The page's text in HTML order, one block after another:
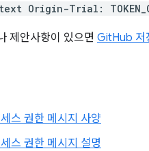
text Origin-Trial:
제안사항이 있으면 GitHub 저
스 권한 메시지 사양
스 권한 메시지 설명